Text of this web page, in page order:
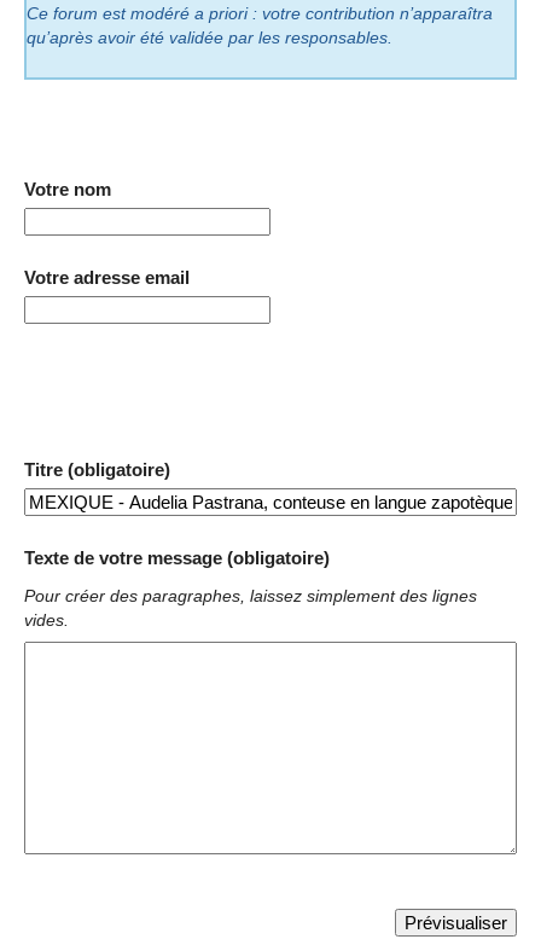
Ce forum est modéré a priori : votre contribution n’apparaîtra
qu’après avoir été validée par les responsables.
Votre nom
Votre adresse email
Titre (obligatoire)
Texte de votre message (obligatoire)
Pour créer des paragraphes, laissez simplement des lignes
vides.